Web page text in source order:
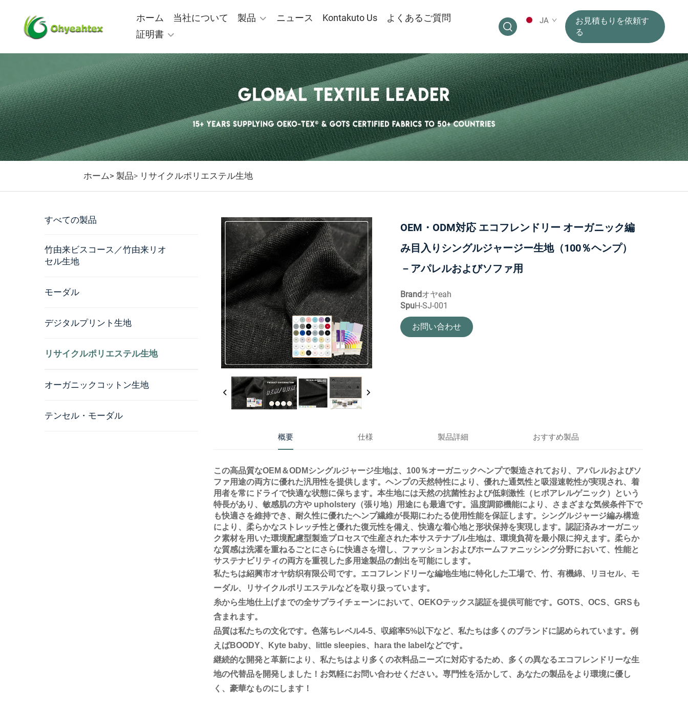
ホーム 当社について 製品 ニュース Kontakuto Us
よくあるご質問
証明書
JA
お見積もりを依頼す
る
ホーム> 製品> リサイクルポリエステル生地
すべての製品
竹由来ビスコース／竹由来リオ
セル生地
モーダル
デジタルプリント生地
リサイクルポリエステル生地
オーガニックコットン生地
テンセル・モーダル
OEM・ODM対応 エコフレンドリー オーガニック編
み目入りシングルジャージー生地（100％ヘンプ）
－アパレルおよびソファ用
Brandオヤeah
SpuH-SJ-001
お問い合わせ
概要 仕様 製品詳細 おすすめ製品
この高品質なOEM＆ODMシングルジャージ生地は、100％オーガニックヘンプで製造されており、アパレルおよびソ
ファ用途の両方に優れた汎用性を提供します。ヘンプの天然特性により、優れた通気性と吸湿速乾性が実現され、着
用者を常にドライで快適な状態に保ちます。本生地には天然の抗菌性および低刺激性（ヒポアレルゲニック）という
特長があり、敏感肌の方や upholstery（張り地）用途にも最適です。温度調節機能により、さまざまな気候条件下で
も快適さを維持でき、耐久性に優れたヘンプ繊維が長期にわたる使用性能を保証します。シングルジャージ編み構造
により、柔らかなストレッチ性と優れた復元性を備え、快適な着心地と形状保持を実現します。認証済みオーガニッ
ク素材を用いた環境配慮型製造プロセスで生産された本サステナブル生地は、環境負荷を最小限に抑えます。柔らか
な質感は洗濯を重ねるごとにさらに快適さを増し、ファッションおよびホームファニッシング分野において、性能と
サステナビリティの両方を重視した多用途製品の創出を可能にします。
私たちは紹興市オヤ纺织有限公司です。エコフレンドリーな編地生地に特化した工場で、竹、有機綿、リヨセル、モ
ーダル、リサイクルポリエステルなどを取り扱っています。
糸から生地仕上げまでの全サプライチェーンにおいて、OEKOテックス認証を提供可能です。GOTS、OCS、GRSも
含まれます。
品質は私たちの文化です。色落ちレベル4-5、収縮率5%以下など、私たちは多くのブランドに認められています。例
えばBOODY、Kyte baby、little sleepies、hara the labelなどです。
継続的な開発と革新により、私たちはより多くの衣料品ニーズに対応するため、多くの異なるエコフレンドリーな生
地の代替品を開発しました！お気軽にお問い合わせください。専門性を活かして、あなたの製品をより環境に優し
く、豪華なものにします！